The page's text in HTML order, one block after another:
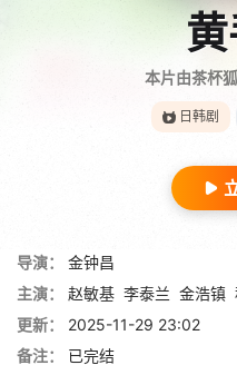
本片由茶杯
日韩剧
导演：
金钟昌
主演：
赵敏基 李泰兰 金浩镇
更新：
2025-11-29 23:02
备注：
已完结